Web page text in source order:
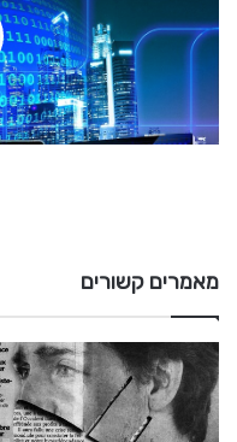
n
n
מאמרים קשורים